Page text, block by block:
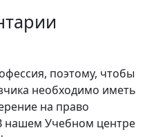
поэтому, чтобы
необходимо иметь
на право
нашем Учебном центре